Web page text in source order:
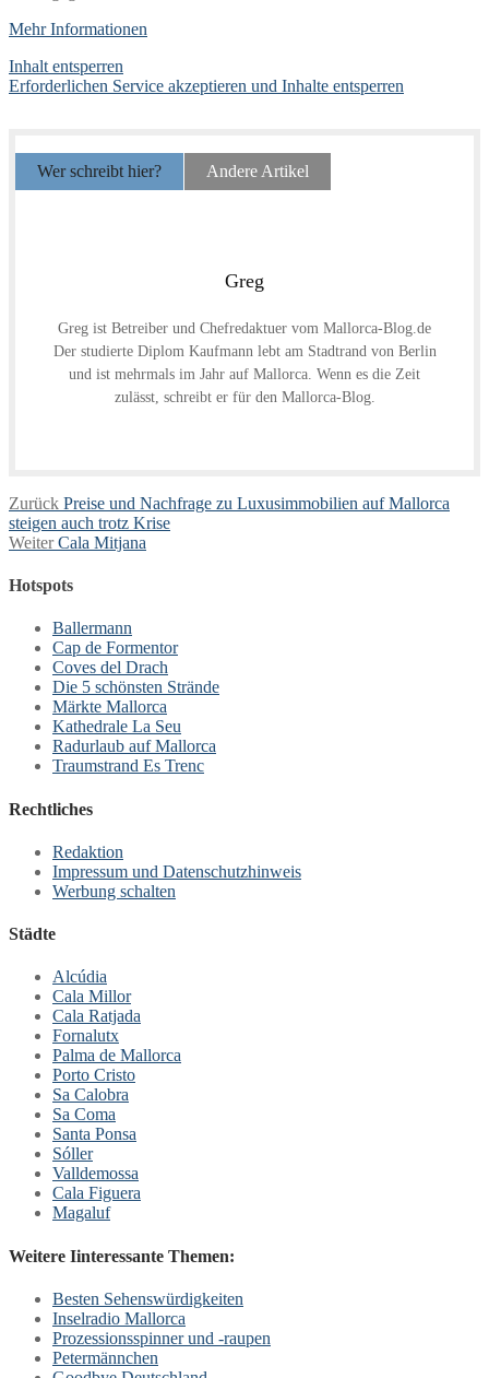
Mehr Informationen
Inhalt entsperren
Erforderlichen Service akzeptieren und Inhalte entsperren
Wer schreibt hier? Andere Artikel
Greg
Greg ist Betreiber und Chefredaktuer vom Mallorca-Blog.de
Der studierte Diplom Kaufmann lebt am Stadtrand von Berlin
und ist mehrmals im Jahr auf Mallorca. Wenn es die Zeit
zulässt, schreibt er für den Mallorca-Blog.
Beitragsnavigation
Zurück Vorheriger
Beitrag:
Preise und Nachfrage zu Luxusimmobilien auf Mallorca
steigen auch trotz Krise
Weiter Nächster
Cala Mitjana
Hotspots
Ballermann
Cap de Formentor
Coves del Drach
Die 5 schönsten Strände
Märkte Mallorca
Kathedrale La Seu
Radurlaub auf Mallorca
Traumstrand Es Trenc
Rechtliches
Redaktion
Impressum und Datenschutzhinweis
Werbung schalten
Städte
Alcúdia
Cala Millor
Cala Ratjada
Fornalutx
Palma de Mallorca
Porto Cristo
Sa Calobra
Sa Coma
Santa Ponsa
Sóller
Valldemossa
Cala Figuera
Magaluf
Weitere Iinteressante Themen:
Besten Sehenswürdigkeiten
Inselradio Mallorca
Prozessionsspinner und -raupen
Petermännchen